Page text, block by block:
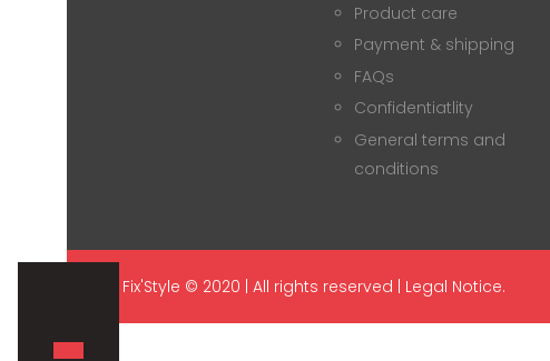
Product care
Payment & shipping
FAQs
Confidentiatlity
General terms and
conditions
Fix'Style © 2020 | All rights reserved | Legal Notice.